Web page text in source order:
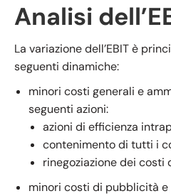
Analisi
La variazione dell’EBIT è
seguenti dinamiche:
minori costi generali e
seguenti azioni:
azioni di efficienza
contenimento di tutti i
rinegoziazione dei costi
minori costi di pubblicità e